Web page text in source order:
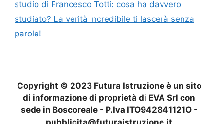
studio di Francesco Totti: cosa ha davvero
studiato? La verità incredibile ti lascerà senza
parole!
Copyright © 2023 Futura Istruzione è un sito
di informazione di proprietà di EVA Srl con
sede in Boscoreale - P.Iva ITO942841121O -
pubblicita@futuraistruzione.it